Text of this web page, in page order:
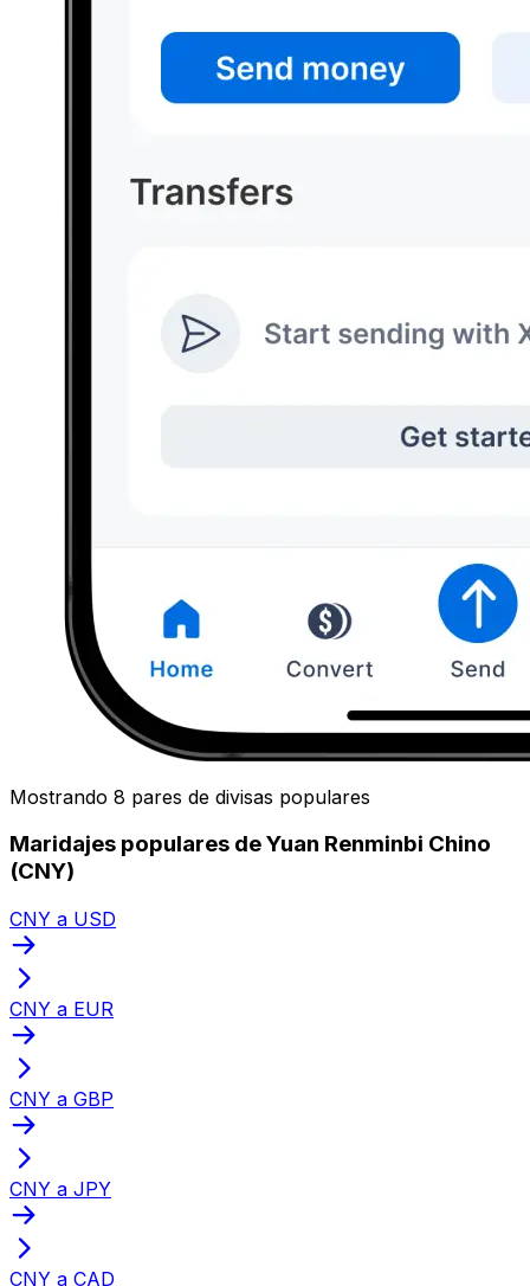
Mostrando 8 pares de divisas populares
Maridajes populares de Yuan Renminbi Chino
(CNY)
CNY a USD
CNY a EUR
CNY a GBP
CNY a JPY
CNY a CAD